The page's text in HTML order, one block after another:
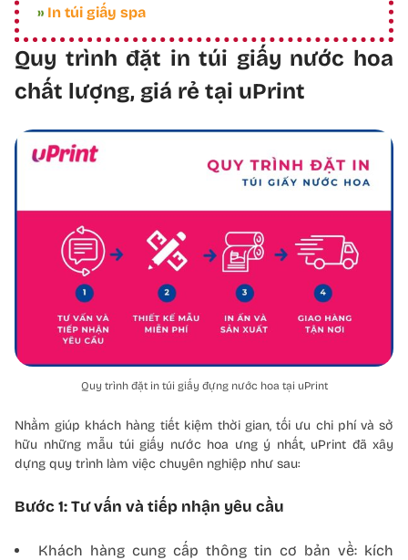
» In túi giấy spa
Quy trình đặt in túi giấy nước hoa
chất lượng, giá rẻ tại uPrint
Quy trình đặt in túi giấy đựng nước hoa tại uPrint
Nhằm giúp khách hàng tiết kiệm thời gian, tối ưu chi phí và sở
hữu những mẫu túi giấy nước hoa ưng ý nhất, uPrint đã xây
dựng quy trình làm việc chuyên nghiệp như sau:
Bước 1: Tư vấn và tiếp nhận yêu cầu
Khách hàng cung cấp thông tin cơ bản về: kích